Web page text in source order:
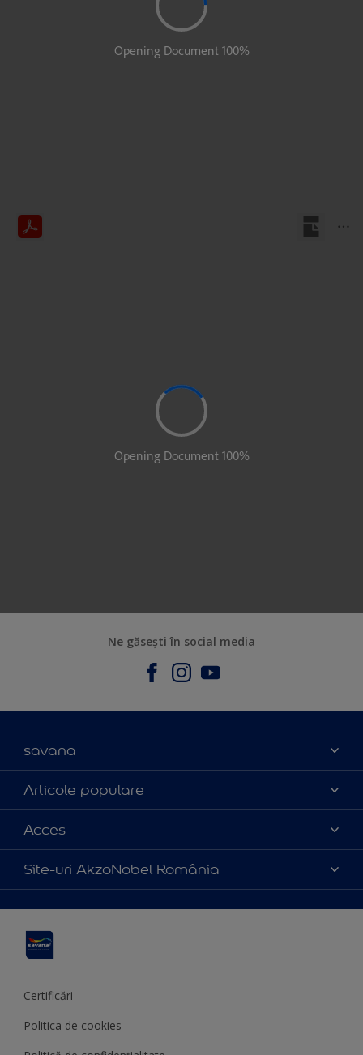
Ne găsești în social media
savana
Contact
Parteneri
Certificări
Articole populare
Culoarea anului 2025
Produse
Sfaturi utile
Acces
Politica de cookies
Termeni și condiții
Termeni de utilizare
Site-uri AkzoNobel România
Hammerite
Certificări
Politica de cookies